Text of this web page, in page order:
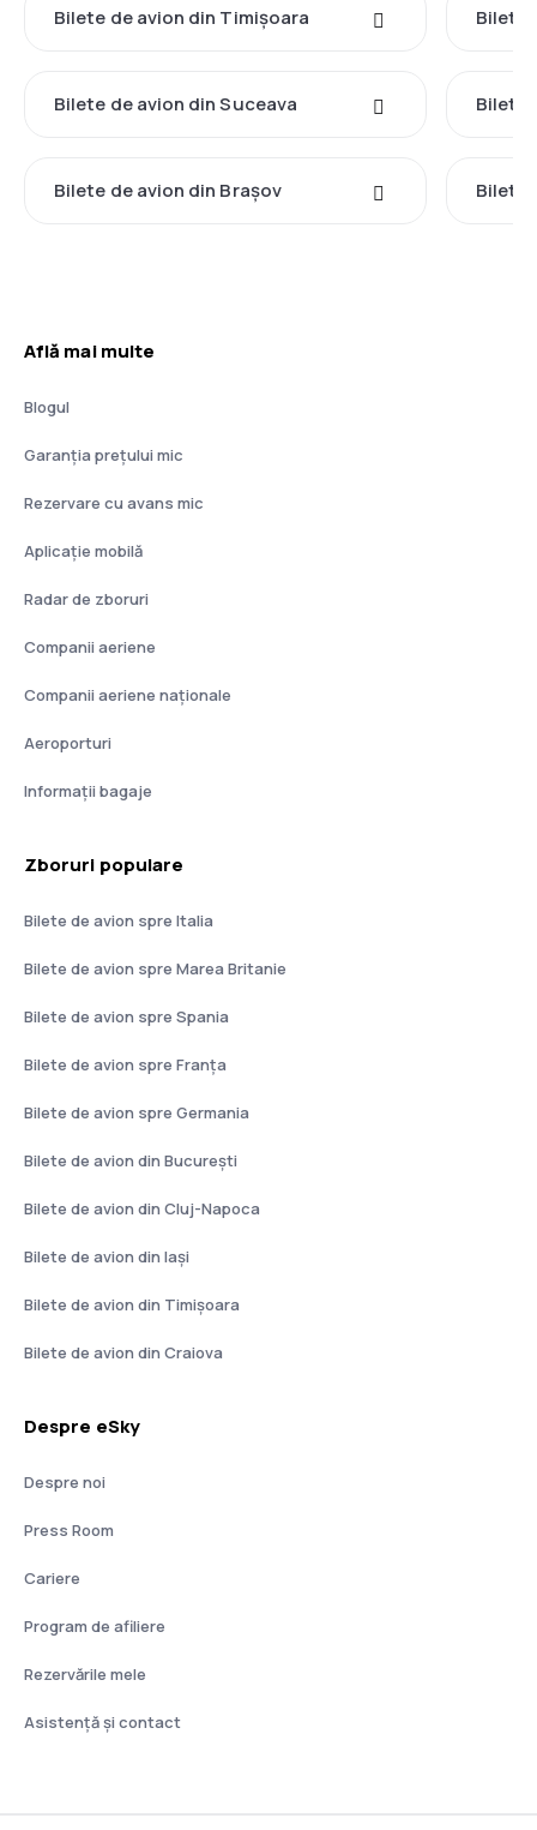
Bilete de avion din Timișoara Bilete
Bilete de avion din Suceava Bilete
Bilete de avion din Brașov Bilete
Află mai multe
Blogul
Garanția prețului mic
Rezervare cu avans mic
Aplicație mobilă
Radar de zboruri
Companii aeriene
Companii aeriene naţionale
Aeroporturi
Informații bagaje
Zboruri populare
Bilete de avion spre Italia
Bilete de avion spre Marea Britanie
Bilete de avion spre Spania
Bilete de avion spre Franţa
Bilete de avion spre Germania
Bilete de avion din București
Bilete de avion din Cluj-Napoca
Bilete de avion din Iași
Bilete de avion din Timișoara
Bilete de avion din Craiova
Despre eSky
Despre noi
Press Room
Cariere
Program de afiliere
Rezervările mele
Asistenţă şi contact